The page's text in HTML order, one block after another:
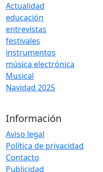
Actualidad
educación
entrevistas
festivales
instrumentos
música electrónica
Musical
Navidad 2025
Información
Aviso legal
Política de privacidad
Contacto
Publicidad